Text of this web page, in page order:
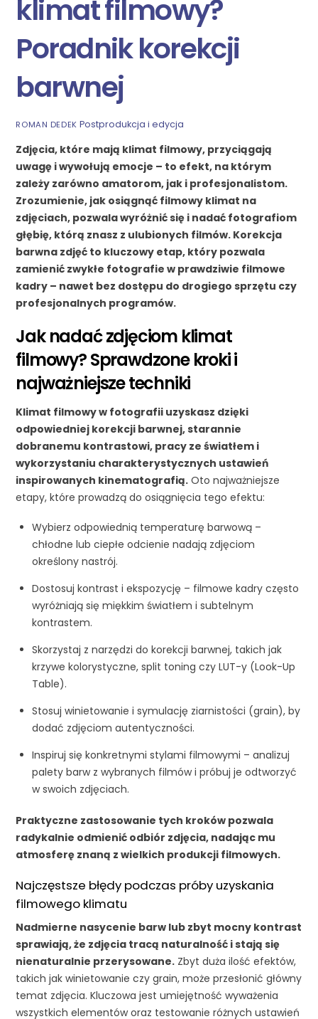
klimat filmowy?
Poradnik korekcji
barwnej
ROMAN DEDEK Postprodukcja i edycja
Zdjęcia, które mają klimat filmowy, przyciągają
uwagę i wywołują emocje – to efekt, na którym
zależy zarówno amatorom, jak i profesjonalistom.
Zrozumienie, jak osiągnąć filmowy klimat na
zdjęciach, pozwala wyróżnić się i nadać fotografiom
głębię, którą znasz z ulubionych filmów. Korekcja
barwna zdjęć to kluczowy etap, który pozwala
zamienić zwykłe fotografie w prawdziwie filmowe
kadry – nawet bez dostępu do drogiego sprzętu czy
profesjonalnych programów.
Jak nadać zdjęciom klimat
filmowy? Sprawdzone kroki i
najważniejsze techniki
Klimat filmowy w fotografii uzyskasz dzięki
odpowiedniej korekcji barwnej, starannie
dobranemu kontrastowi, pracy ze światłem i
wykorzystaniu charakterystycznych ustawień
inspirowanych kinematografią. Oto najważniejsze
etapy, które prowadzą do osiągnięcia tego efektu:
Wybierz odpowiednią temperaturę barwową –
chłodne lub ciepłe odcienie nadają zdjęciom
określony nastrój.
Dostosuj kontrast i ekspozycję – filmowe kadry często
wyróżniają się miękkim światłem i subtelnym
kontrastem.
Skorzystaj z narzędzi do korekcji barwnej, takich jak
krzywe kolorystyczne, split toning czy LUT-y (Look-Up
Table).
Stosuj winietowanie i symulację ziarnistości (grain), by
dodać zdjęciom autentyczności.
Inspiruj się konkretnymi stylami filmowymi – analizuj
palety barw z wybranych filmów i próbuj je odtworzyć
w swoich zdjęciach.
Praktyczne zastosowanie tych kroków pozwala
radykalnie odmienić odbiór zdjęcia, nadając mu
atmosferę znaną z wielkich produkcji filmowych.
Najczęstsze błędy podczas próby uzyskania
filmowego klimatu
Nadmierne nasycenie barw lub zbyt mocny kontrast
sprawiają, że zdjęcia tracą naturalność i stają się
nienaturalnie przerysowane. Zbyt duża ilość efektów,
takich jak winietowanie czy grain, może przesłonić główny
temat zdjęcia. Kluczowa jest umiejętność wyważenia
wszystkich elementów oraz testowanie różnych ustawień